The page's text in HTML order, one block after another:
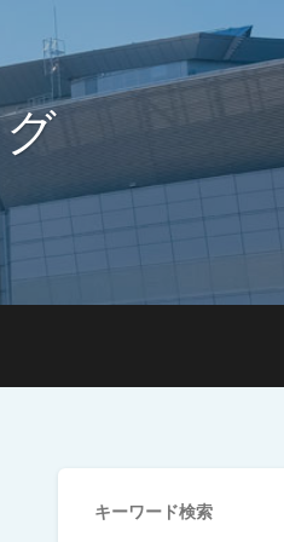
キーワード検索